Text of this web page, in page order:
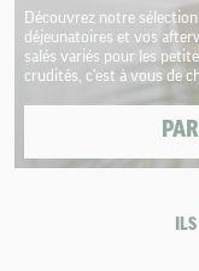
Découvrez notre
déjeunatoires et vos
salés variés pour les
crudités, c'est à vous de